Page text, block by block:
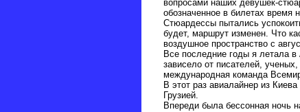
вопросами наших девушек-
обозначенное в билетах время
Стюардессы пытались
будет, маршрут изменен. Что
воздушное пространство с
Все последние годы я летала
зависело от писателей,
международная команда
В этот раз авиалайнер из
Грузией.
Впереди была бессонная ночь